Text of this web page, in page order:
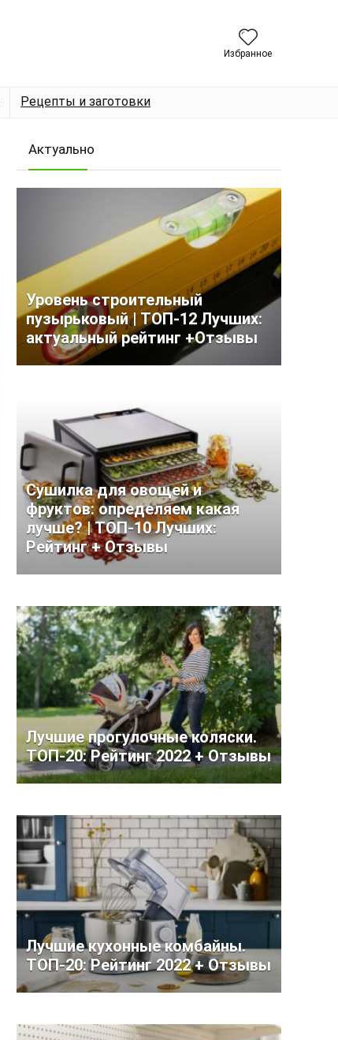
Избранное
Рецепты и заготовки
Актуально
Уровень строительный
пузырьковый | ТОП-12 Лучших:
актуальный рейтинг +Отзывы
Сушилка для овощей и
фруктов: определяем какая
лучше? | ТОП-10 Лучших:
Рейтинг + Отзывы
Лучшие прогулочные коляски.
ТОП-20: Рейтинг 2022 + Отзывы
Лучшие кухонные комбайны.
ТОП-20: Рейтинг 2022 + Отзывы